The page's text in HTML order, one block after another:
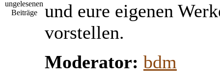
und eure eigenen
vorstellen.
Moderator: bdm